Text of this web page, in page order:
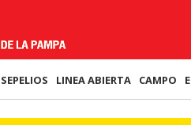
SEPELIOS LINEA ABIERTA CAMPO